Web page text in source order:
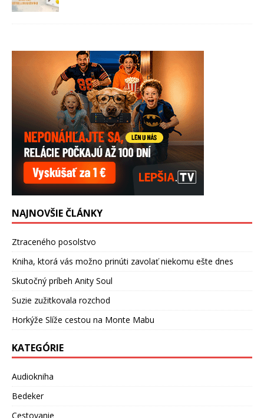
NAJNOVŠIE ČLÁNKY
Ztraceného posolstvo
Kniha, ktorá vás možno prinúti zavolať niekomu ešte dnes
Skutočný príbeh Anity Soul
Suzie zužitkovala rozchod
Horkýže Slíže cestou na Monte Mabu
KATEGÓRIE
Audiokniha
Bedeker
Cestovanie